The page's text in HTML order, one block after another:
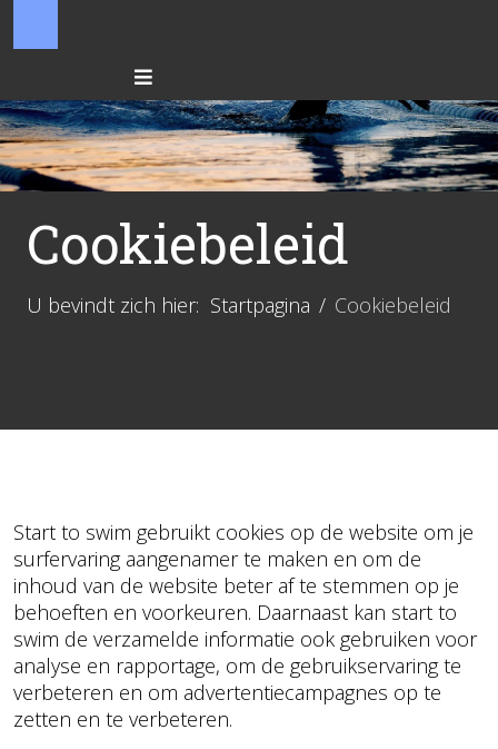
Cookiebeleid
U bevindt zich hier: Startpagina Cookiebeleid
Start to swim gebruikt cookies op de website om je
surfervaring aangenamer te maken en om de
inhoud van de website beter af te stemmen op je
behoeften en voorkeuren. Daarnaast kan start to
swim de verzamelde informatie ook gebruiken voor
analyse en rapportage, om de gebruikservaring te
verbeteren en om advertentiecampagnes op te
zetten en te verbeteren.